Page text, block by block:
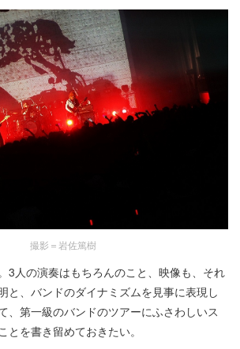
撮影＝岩佐篤樹
3人の演奏はもちろんのこと、映像も、それ
と、バンドのダイナミズムを見事に表現し
、第一級のバンドのツアーにふさわしいス
とを書き留めておきたい。